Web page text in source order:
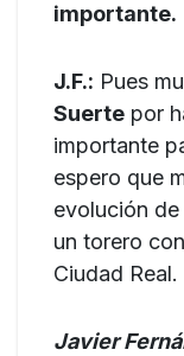
importante.
J.F.: Pues
Suerte por
importante
espero que
evolución
un torero
Ciudad Real.
Javier